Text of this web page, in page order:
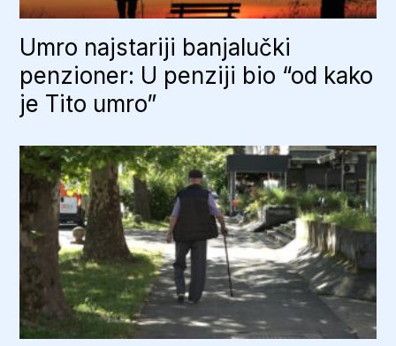
Umro najstariji banjalučki
penzioner: U penziji bio “od kako
je Tito umro”